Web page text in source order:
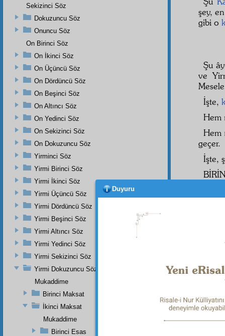
şey,
gibi o
Şu
ve
İşte,
Hem
Hem
geçer.
İşte,
ise,
"Sizin
Sûresi,
Sekizinci Söz
Dokuzuncu Söz
Onuncu Söz
On Birinci Söz
On İkinci Söz
On Üçüncü Söz
On Dördüncü Söz
On Beşinci Söz
On Altıncı Söz
On Yedinci Söz
On Sekizinci Söz
On Dokuzuncu Söz
Yirminci Söz
Yirmi Birinci Söz
Yirmi İkinci Söz
Yirmi Üçüncü Söz
Yirmi Dördüncü Söz
Yirmi Beşinci Söz
Yirmi Altıncı Söz
Yirmi Yedinci Söz
Yirmi Sekizinci Söz
Yirmi Dokuzuncu Söz
Mukaddime
Birinci Maksat
İkinci Maksat
Mukaddime
Birinci Esas
Duyuru